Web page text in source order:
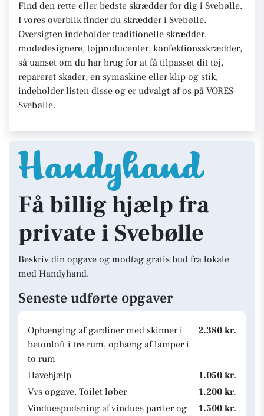
Find den rette eller bedste skrædder for dig i Svebølle.
I vores overblik finder du skrædder i Svebølle.
Oversigten indeholder traditionelle skrædder,
modedesignere, tøjproducenter, konfektionsskrædder,
så uanset om du har brug for at få tilpasset dit tøj,
repareret skader, en symaskine eller klip og stik,
indeholder listen disse og er udvalgt af os på VORES
Svebølle.
Få billig hjælp fra
private i Svebølle
Beskriv din opgave og modtag gratis bud fra lokale
med Handyhand.
Seneste udførte opgaver
Ophænging af gardiner med skinner i
betonloft i tre rum, ophæng af lamper i
to rum
2.380 kr.
Havehjælp
1.050 kr.
Vvs opgave, Toilet løber
1.200 kr.
Vinduespudsning af vindues partier og
1.500 kr.